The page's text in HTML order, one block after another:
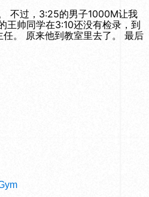
不过，3:25的男子1000M让我
王帅同学在3:10还没有检录，到
。 原来他到教室里去了。 最后